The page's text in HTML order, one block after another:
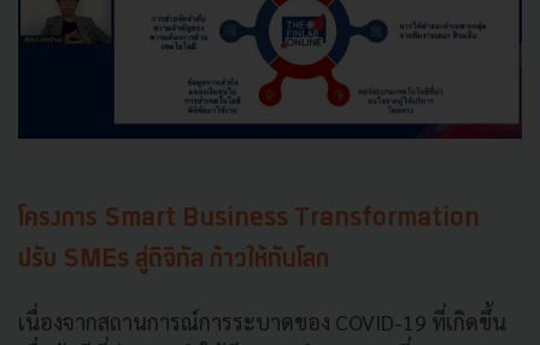
โครงการ Smart Business Transformation
ปรับ SMEs สู่ดิจิทัล ก้าวให้ทันโลก
เนื่องจากสถานการณ์การระบาดของ COVID-19 ที่เกิดขึ้น